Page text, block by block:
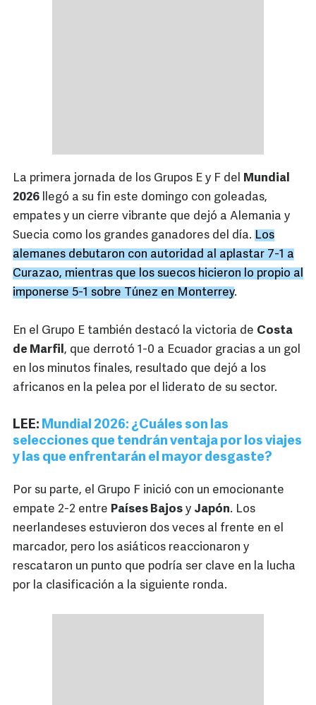
La primera jornada de los Grupos E y F del Mundial
2026 llegó a su fin este domingo con goleadas,
empates y un cierre vibrante que dejó a Alemania y
Suecia como los grandes ganadores del día. Los
alemanes debutaron con autoridad al aplastar 7-1 a
Curazao, mientras que los suecos hicieron lo propio al
imponerse 5-1 sobre Túnez en Monterrey.
En el Grupo E también destacó la victoria de Costa
de Marfil, que derrotó 1-0 a Ecuador gracias a un gol
en los minutos finales, resultado que dejó a los
africanos en la pelea por el liderato de su sector.
LEE: Mundial 2026: ¿Cuáles son las
selecciones que tendrán ventaja por los viajes
y las que enfrentarán el mayor desgaste?
Por su parte, el Grupo F inició con un emocionante
empate 2-2 entre Países Bajos y Japón. Los
neerlandeses estuvieron dos veces al frente en el
marcador, pero los asiáticos reaccionaron y
rescataron un punto que podría ser clave en la lucha
por la clasificación a la siguiente ronda.